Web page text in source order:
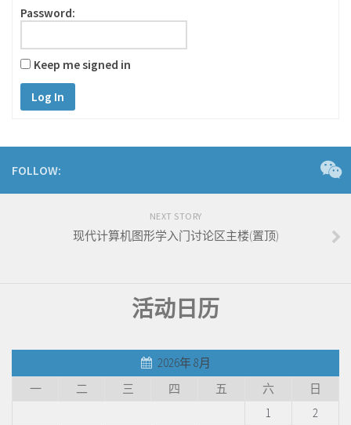
Password:
Keep me signed in
Log In
FOLLOW:
NEXT STORY
现代计算机图形学入门讨论区主楼(置顶)
活动日历
2026年 8月
一
二 三 四 五 六
日
1
2